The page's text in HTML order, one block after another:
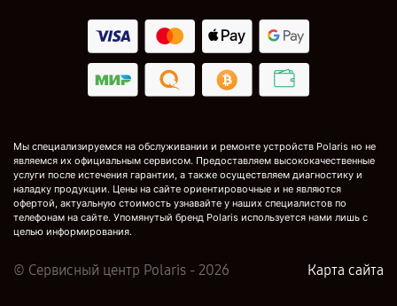
Мы специализируемся на обслуживании и ремонте устройств Polaris но не
являемся их официальным сервисом. Предоставляем высококачественные
услуги после истечения гарантии, а также осуществляем диагностику и
наладку продукции. Цены на сайте ориентировочные и не являются
офертой, актуальную стоимость узнавайте у наших специалистов по
телефонам на сайте. Упомянутый бренд Polaris используется нами лишь с
целью информирования.
© Сервисный центр Polaris - 2026 Карта сайта